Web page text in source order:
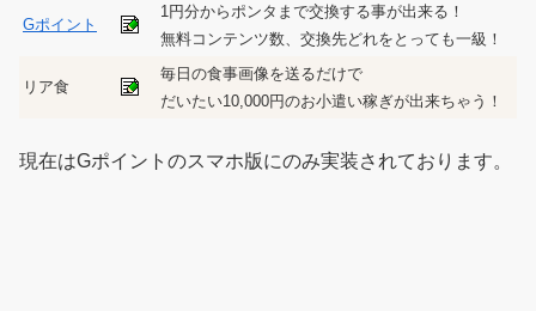
Gポイント
1円分からポンタまで交換する事が出来る！
無料コンテンツ数、交換先どれをとっても一級！
リア食
毎日の食事画像を送るだけで
だいたい10,000円のお小遣い稼ぎが出来ちゃう！
現在はGポイントのスマホ版にのみ実装されております。